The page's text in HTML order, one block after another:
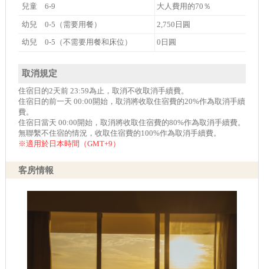
兒童 6-9 大人費用的70％
幼兒 0-5（需要用餐） 2,750日圓
幼兒 0-5（不需要用餐和床位） 0日圓
取消規定
住宿日的2天前 23:59為止，取消不收取消手續費。
住宿日的前一天 00:00開始，取消將收取住宿費的20%作為取消手續
費。
住宿日當天 00:00開始，取消將收取住宿費的80%作為取消手續費。
無聯繫不住宿的情況，收取住宿費的100%作為取消手續費。
※適用於日本時間（GMT+9）
客房情報